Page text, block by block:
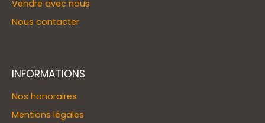
Vendre avec nous
Nous contacter
INFORMATIONS
Nos honoraires
Mentions légales